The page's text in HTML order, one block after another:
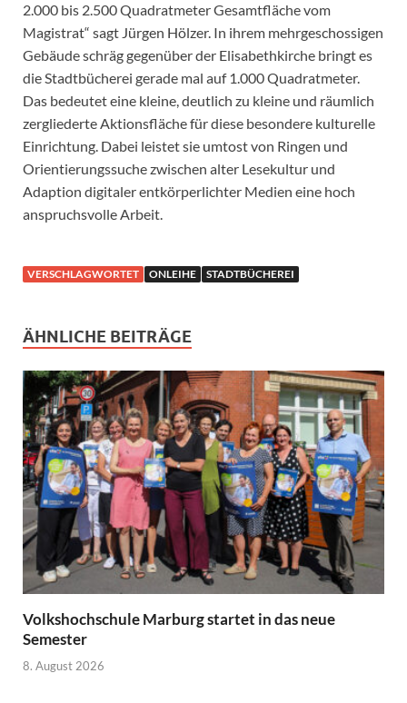
2.000 bis 2.500 Quadratmeter Gesamtfläche vom
Magistrat“ sagt Jürgen Hölzer. In ihrem mehrgeschossigen
Gebäude schräg gegenüber der Elisabethkirche bringt es
die Stadtbücherei gerade mal auf 1.000 Quadratmeter.
Das bedeutet eine kleine, deutlich zu kleine und räumlich
zergliederte Aktionsfläche für diese besondere kulturelle
Einrichtung. Dabei leistet sie umtost von Ringen und
Orientierungssuche zwischen alter Lesekultur und
Adaption digitaler entkörperlichter Medien eine hoch
anspruchsvolle Arbeit.
VERSCHLAGWORTET ONLEIHE STADTBÜCHEREI
ÄHNLICHE BEITRÄGE
Volkshochschule Marburg startet in das neue
Semester
8. August 2026